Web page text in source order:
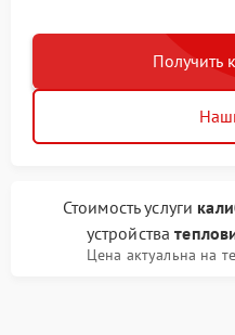
Получить
Стоимость услуги
устройства
Цена актуальна на